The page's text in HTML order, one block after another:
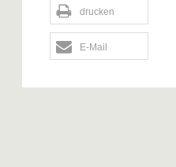
drucken
E-Mail